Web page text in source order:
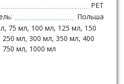
PET
Польша
75 мл, 100 мл, 125 мл, 150
мл, 300 мл, 350 мл, 400
мл, 1000 мл